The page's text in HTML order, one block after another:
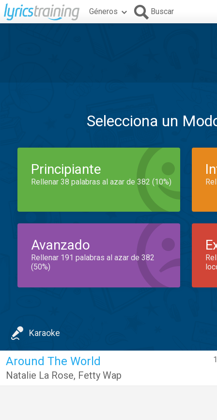
Géneros Buscar
Selecciona un
Principiante
Rellenar 38 palabras al azar de 382 (10%)
Avanzado
Rellenar 191 palabras al azar de 382
(50%)
Karaoke
Around The World
Natalie La Rose, Fetty Wap